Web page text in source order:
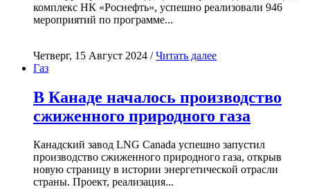
комплекс НК «Роснефть», успешно реализовали 946
мероприятий по программе...
Четверг, 15 Август 2024 /Читать далее
Газ
В Канаде началось производство
сжиженного природного газа
Канадский завод LNG Canada успешно запустил
производство сжиженного природного газа, открыв
новую страницу в истории энергетической отрасли
страны. Проект, реализация...